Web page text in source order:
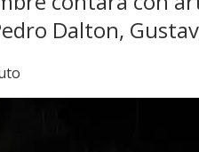
Dalton,